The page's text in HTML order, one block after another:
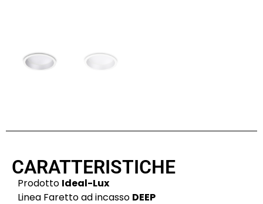
CARATTERISTICHE
Prodotto Ideal-Lux
Linea Faretto ad incasso DEEP